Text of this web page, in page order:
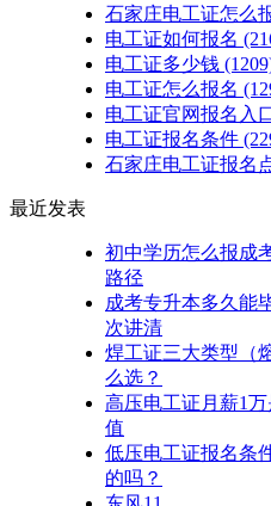
石家庄电工证怎么
电工证如何报名
电工证多少钱
电工证怎么报名
电工证官网报名入
电工证报名条件
石家庄电工证报名
最近发表
初中学历怎么报成
路径
成考专升本多久能
次讲清
焊工证三大类型（
么选？
高压电工证月薪1
值
低压电工证报名条
的吗？